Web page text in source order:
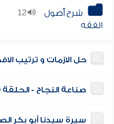
12
شرح أصول
الفقه
حل الازمات و ترتيب
صناعة النجاح - الحلقة 30 والأخيرة
سيرة سيدنا أبو بكر